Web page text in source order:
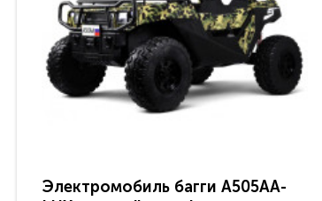
Электромобиль багги A505AA-